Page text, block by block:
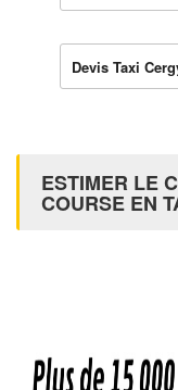
Devis Taxi
ESTIMER LE
COURSE EN